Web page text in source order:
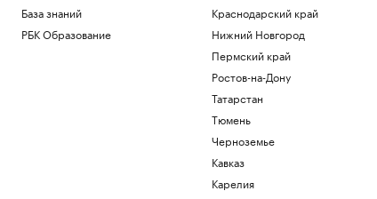
База знаний
РБК Образование
Краснодарский край
Нижний Новгород
Пермский край
Ростов-на-Дону
Татарстан
Тюмень
Черноземье
Кавказ
Карелия